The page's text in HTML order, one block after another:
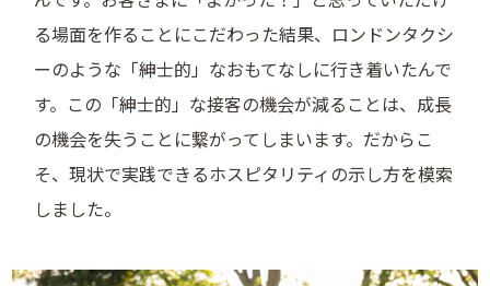
る場面を作ることにこだわった結果、ロンドンタクシ
ーのような「紳士的」なおもてなしに行き着いたんで
す。この「紳士的」な接客の機会が減ることは、成長
の機会を失うことに繋がってしまいます。だからこ
そ、現状で実践できるホスピタリティの示し方を模索
しました。